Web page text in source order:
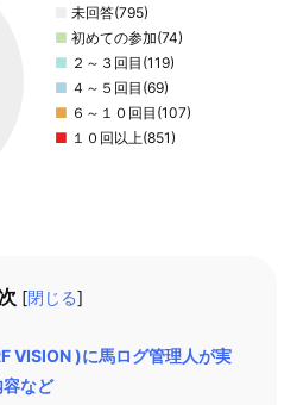
未回答(795)
■ 初めての参加(74)
■ ２～３回目(119)
■ ４～５回目(69)
■ ６～１０回目(107)
■ １０回以上(851)
[閉じる]
VISION )に馬ログ管理人が実
など